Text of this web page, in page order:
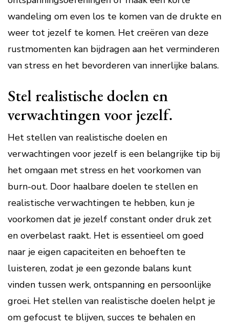
wandeling om even los te komen van de drukte en
weer tot jezelf te komen. Het creëren van deze
rustmomenten kan bijdragen aan het verminderen
van stress en het bevorderen van innerlijke balans.
Stel realistische doelen en
verwachtingen voor jezelf.
Het stellen van realistische doelen en
verwachtingen voor jezelf is een belangrijke tip bij
het omgaan met stress en het voorkomen van
burn-out. Door haalbare doelen te stellen en
realistische verwachtingen te hebben, kun je
voorkomen dat je jezelf constant onder druk zet
en overbelast raakt. Het is essentieel om goed
naar je eigen capaciteiten en behoeften te
luisteren, zodat je een gezonde balans kunt
vinden tussen werk, ontspanning en persoonlijke
groei. Het stellen van realistische doelen helpt je
om gefocust te blijven, succes te behalen en